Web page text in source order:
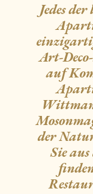
Jedes
Art-
auf
der
Sie